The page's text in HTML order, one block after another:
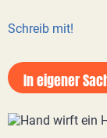
Schreib mit!
In eigener